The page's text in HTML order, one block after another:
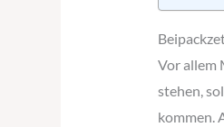
Vor allem
stehen,
kommen.